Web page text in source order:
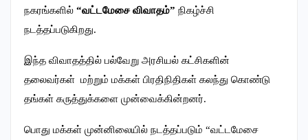
நகரங்களில் “வட்டமேசை விவாதம்” நிகழ்ச்சி
நடத்தப்படுகிறது.
இந்த விவாதத்தில் பல்வேறு அரசியல் கட்சிகளின்
தலைவர்கள் மற்றும் மக்கள் பிரதிநிதிகள் கலந்து கொண்டு
தங்கள் கருத்துக்களை முன்வைக்கின்றனர்.
பொது மக்கள் முன்னிலையில் நடத்தப்படும் “வட்டமேசை